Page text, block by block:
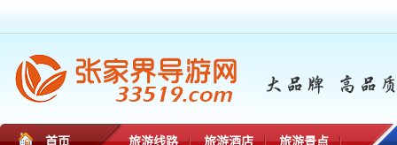
首页 旅游线路 旅游酒店 旅游景点